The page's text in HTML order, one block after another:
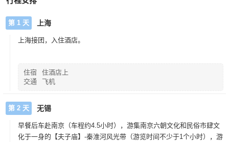
第 1 天 上海
上海接团，入住酒店。
住宿
住酒店上
交通
飞机
第 2 天 无锡
早餐后车赴南京（车程约4.5小时），游集南京六朝文化和民俗市肆文
化于一身的【夫子庙】-秦淮河风光带（游览时间不少于1个小时），游